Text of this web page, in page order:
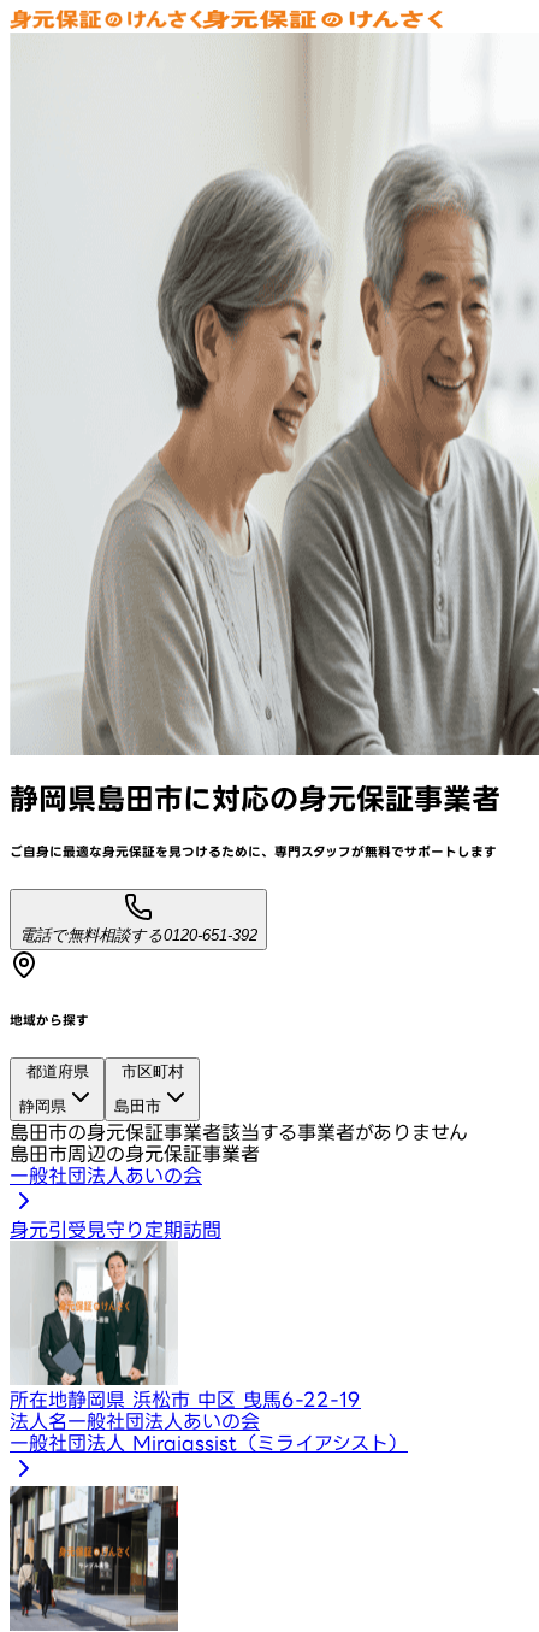
静岡県島田市に対応の身元保証事業者
ご自身に最適な身元保証を見つけるために、 専門スタッフが無料でサポートします
電話で無料相談する0120-651-392
地域から探す
都道府県
静岡県
市区町村
島田市
島田市の身元保証事業者該当する事業者がありません
島田市周辺の身元保証事業者
一般社団法人あいの会
身元引受見守り定期訪問
所在地静岡県 浜松市 中区 曳馬6-22-19
法人名一般社団法人あいの会
一般社団法人 Miraiassist（ミライアシスト）